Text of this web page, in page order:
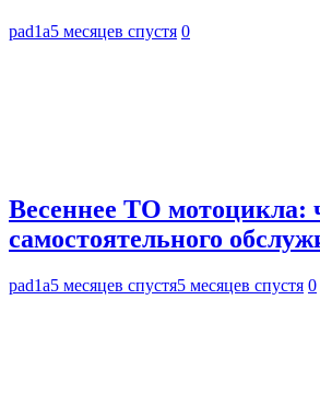
pad1a5 месяцев спустя 0
Весеннее ТО мотоцикла:
самостоятельного
pad1a5 месяцев спустя5 месяцев спустя 0